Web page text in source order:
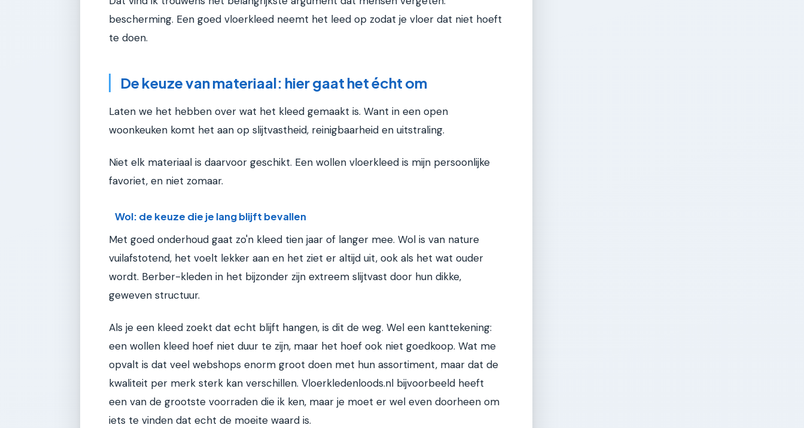
bescherming. Een goed vloerkleed neemt het leed op zodat je vloer dat niet hoeft
te doen.
De keuze van materiaal: hier gaat het écht om
Laten we het hebben over wat het kleed gemaakt is. Want in een open
woonkeuken komt het aan op slijtvastheid, reinigbaarheid en uitstraling.
Niet elk materiaal is daarvoor geschikt. Een wollen vloerkleed is mijn persoonlijke
favoriet, en niet zomaar.
Wol: de keuze die je lang blijft bevallen
Met goed onderhoud gaat zo'n kleed tien jaar of langer mee. Wol is van nature
vuilafstotend, het voelt lekker aan en het ziet er altijd uit, ook als het wat ouder
wordt. Berber-kleden in het bijzonder zijn extreem slijtvast door hun dikke,
geweven structuur.
Als je een kleed zoekt dat echt blijft hangen, is dit de weg. Wel een kanttekening:
een wollen kleed hoef niet duur te zijn, maar het hoef ook niet goedkoop. Wat me
opvalt is dat veel webshops enorm groot doen met hun assortiment, maar dat de
kwaliteit per merk sterk kan verschillen. Vloerkledenloods.nl bijvoorbeeld heeft
een van de grootste voorraden die ik ken, maar je moet er wel even doorheen om
iets te vinden dat echt de moeite waard is.